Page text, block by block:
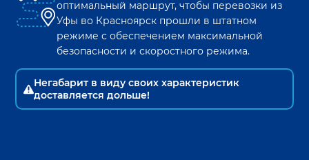
оптимальный маршрут, чтобы перевозки из
Уфы во Красноярск прошли в штатном
режиме с обеспечением максимальной
безопасности и скоростного режима.
Негабарит в виду своих характеристик
доставляется дольше!